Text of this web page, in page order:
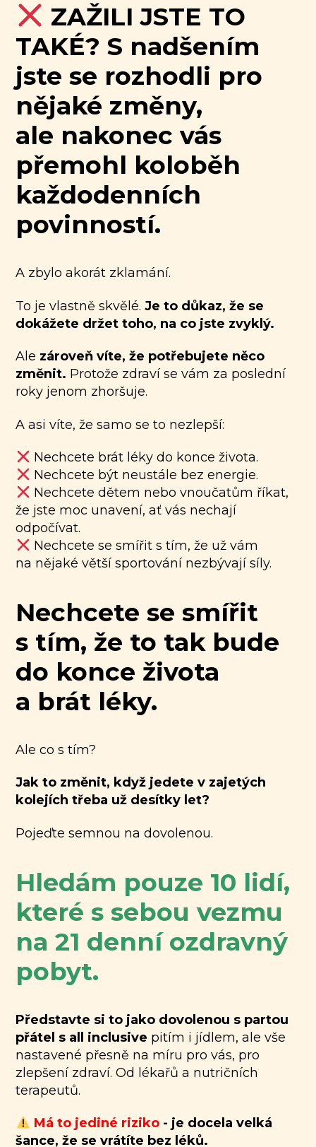
ZAŽILI JSTE TO
TAKÉ? S nadšením
jste se rozhodli pro
nějaké změny,
ale nakonec vás
přemohl koloběh
každodenních
povinností.
A zbylo akorát zklamání.
To je vlastně skvělé.Je to důkaz, že se
dokážete držet toho, na co jste zvyklý.
Ale zároveň víte, že potřebujete něco
změnit. Protože zdraví se vám za poslední
roky jenom zhoršuje.
A asi víte, že samo se to nezlepší:
Nechcete brát léky do konce života.
Nechcete být neustále bez energie.
Nechcete dětem nebo vnoučatům říkat,
že jste moc unavení, ať vás nechají
odpočívat.
Nechcete se smířit s tím, že už vám
na nějaké větší sportování nezbývají síly.
Nechcete se smířit
s tím, že to tak bude
do konce života
a brát léky.
Ale co s tím?
Jak to změnit, když jedete v zajetých
kolejích třeba už desítky let?
Pojeďte semnou na dovolenou.
Hledám pouze 10 lidí,
které s sebou vezmu
na 21 denní ozdravný
pobyt.
Představte si to jako dovolenou s partou
přátel s all inclusive pitím i jídlem, ale vše
nastavené přesně na míru pro vás, pro
zlepšení zdraví. Od lékařů a nutričních
terapeutů.
Má to jediné riziko - je docela velká
šance, že se vrátíte bez léků.